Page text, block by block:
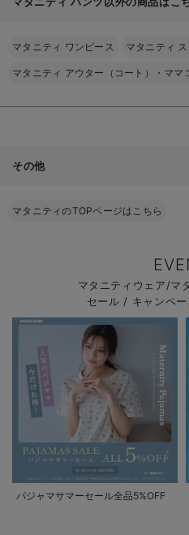
マタニティ ワンピース マタニティ ス
マタニティ アウター（コート）・ママ
その他
マタニティのTOPページはこちら
マタニティウェア/マ
セール / キャンペ
パジャマサマーセール全品5%OFF